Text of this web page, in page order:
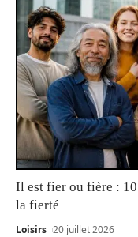
Il est fier ou fière :
la fierté
Loisirs 20 juillet 2026